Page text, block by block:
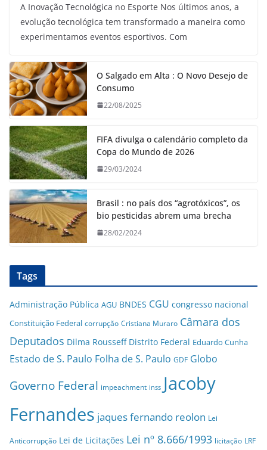
A Inovação Tecnológica no Esporte Nos últimos anos, a
evolução tecnológica tem transformado a maneira como
experimentamos eventos esportivos. Com
O Salgado em Alta : O Novo Desejo de
Consumo
22/08/2025
FIFA divulga o calendário completo da
Copa do Mundo de 2026
29/03/2024
Brasil : no país dos “agrotóxicos”, os
bio pesticidas abrem uma brecha
28/02/2024
Tags
Administração Pública AGU BNDES CGU congresso nacional
Constituição Federal corrupção Cristiana Muraro Câmara dos
Deputados Dilma Rousseff Distrito Federal Eduardo Cunha
Estado de S. Paulo Folha de S. Paulo GDF Globo
Governo Federal impeachment inss Jacoby
Fernandes jaques fernando reolon Lei
Anticorrupção Lei de Licitações Lei nº 8.666/1993 licitação LRF